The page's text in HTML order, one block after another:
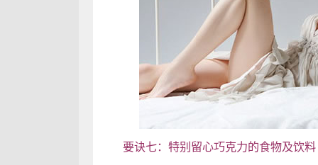
要诀七：特别留心巧克力的食物及饮料